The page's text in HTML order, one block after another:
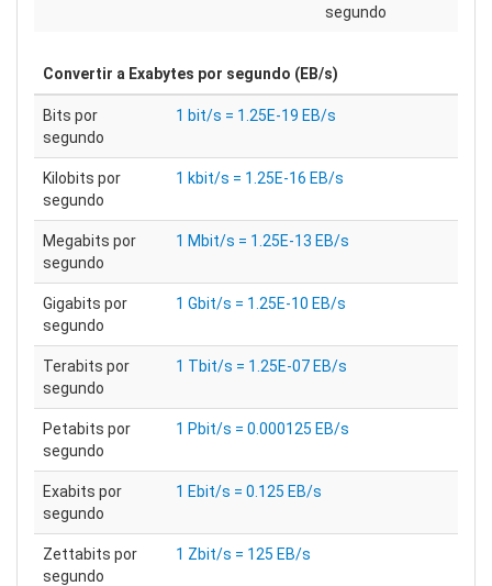
segundo
Convertir a Exabytes por segundo (EB/s)
Bits por
segundo
1 bit/s = 1.25E-19 EB/s
Kilobits por
segundo
1 kbit/s = 1.25E-16 EB/s
Megabits por
segundo
1 Mbit/s = 1.25E-13 EB/s
Gigabits por
segundo
1 Gbit/s = 1.25E-10 EB/s
Terabits por
segundo
1 Tbit/s = 1.25E-07 EB/s
Petabits por
segundo
1 Pbit/s = 0.000125 EB/s
Exabits por
segundo
1 Ebit/s = 0.125 EB/s
Zettabits por
segundo
1 Zbit/s = 125 EB/s